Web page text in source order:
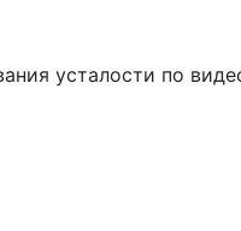
усталости по